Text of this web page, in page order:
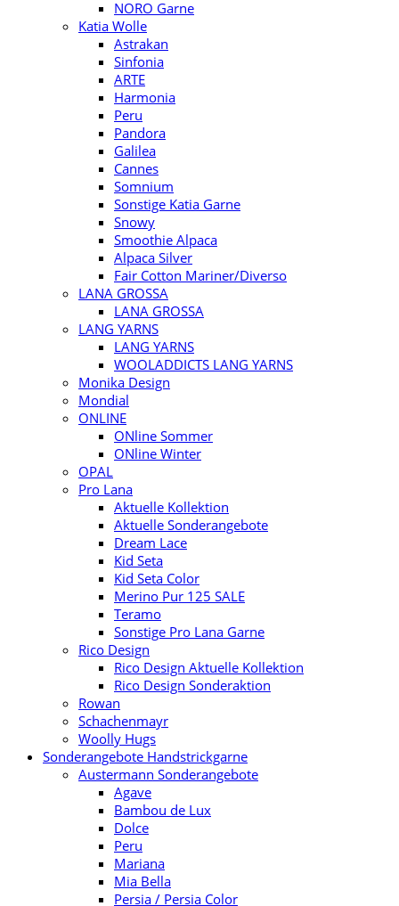
NORO Garne
Katia Wolle
Astrakan
Sinfonia
ARTE
Harmonia
Peru
Pandora
Galilea
Cannes
Somnium
Sonstige Katia Garne
Snowy
Smoothie Alpaca
Alpaca Silver
Fair Cotton Mariner/Diverso
LANA GROSSA
LANA GROSSA
LANG YARNS
LANG YARNS
WOOLADDICTS LANG YARNS
Monika Design
Mondial
ONLINE
ONline Sommer
ONline Winter
OPAL
Pro Lana
Aktuelle Kollektion
Aktuelle Sonderangebote
Dream Lace
Kid Seta
Kid Seta Color
Merino Pur 125 SALE
Teramo
Sonstige Pro Lana Garne
Rico Design
Rico Design Aktuelle Kollektion
Rico Design Sonderaktion
Rowan
Schachenmayr
Woolly Hugs
Sonderangebote Handstrickgarne
Austermann Sonderangebote
Agave
Bambou de Lux
Dolce
Peru
Mariana
Mia Bella
Persia / Persia Color